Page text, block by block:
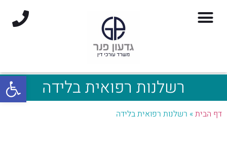
פתח רשלנות רפואית בלידה
דף הבית» רשלנות רפואית בלידה